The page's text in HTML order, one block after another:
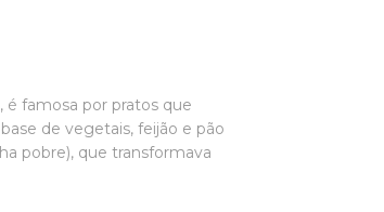
é famosa por pratos que
de vegetais, feijão e pão
pobre), que transformava